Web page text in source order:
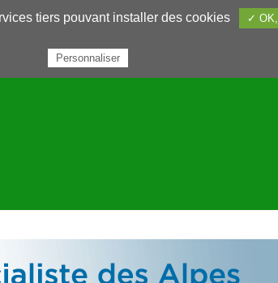
Petites annonces Nous contacter
tiers pouvant installer des cookies ✓
Personnaliser